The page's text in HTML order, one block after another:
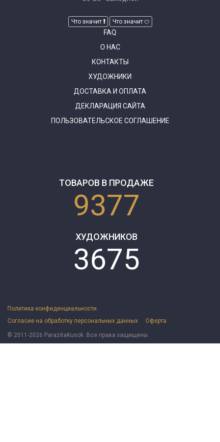
Что значит Что значит
FAQ
О НАС
КОНТАКТЫ
ХУДОЖНИКИ
ДОСТАВКА И ОПЛАТА
ДЕКЛАРАЦИЯ САЙТА
ПОЛЬЗОВАТЕЛЬСКОЕ СОГЛАШЕНИЕ
ТОВАРОВ В ПРОДАЖЕ
9377
ХУДОЖНИКОВ
3675
Политика конфиденциальности
Согласие на обработку персональных данных
Оферта
© 2011-2026 ParazitaKusok. Все права защищены.